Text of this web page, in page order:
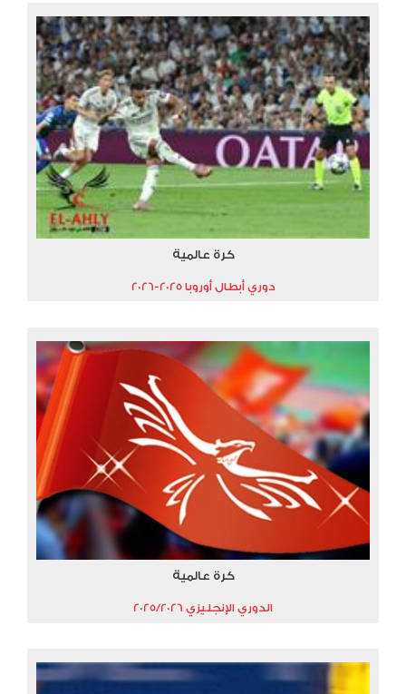
كرة عالمية
دوري أبطال أوروبا 2025-2026
كرة عالمية
الدوري الإنجليزي 2025/2026